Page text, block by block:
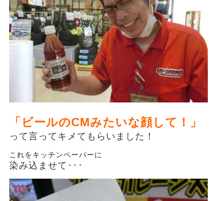
「ビールのCMみたいな顔して！」
って言ってキメてもらいました！
これをキッチンペーパーに
染み込ませて･･･